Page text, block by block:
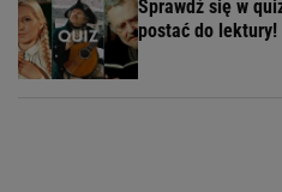
Sprawdź się w
postać do lektury!